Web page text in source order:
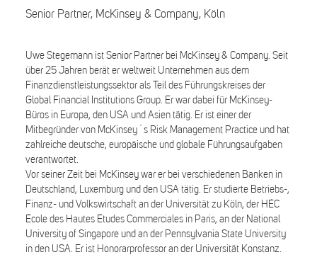
Senior Partner, McKinsey & Company, Köln
Uwe Stegemann ist Senior Partner bei McKinsey & Company. Seit
über 25 Jahren berät er weltweit Unternehmen aus dem
Finanzdienstleistungssektor als Teil des Führungskreises der
Global Financial Institutions Group. Er war dabei für McKinsey-
Büros in Europa, den USA und Asien tätig. Er ist einer der
Mitbegründer von McKinsey´s Risk Management Practice und hat
zahlreiche deutsche, europäische und globale Führungsaufgaben
verantwortet.
Vor seiner Zeit bei McKinsey war er bei verschiedenen Banken in
Deutschland, Luxemburg und den USA tätig. Er studierte Betriebs-,
Finanz- und Volkswirtschaft an der Universität zu Köln, der HÉC
École des Hautes Études Commerciales in Paris, an der National
University of Singapore und an der Pennsylvania State University
in den USA. Er ist Honorarprofessor an der Universität Konstanz.